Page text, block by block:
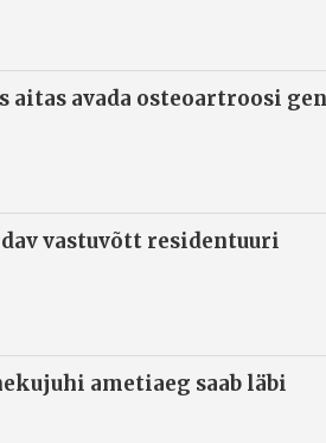
aitas avada osteoartroosi
vastuvõtt residentuuri
ametiaeg saab läbi